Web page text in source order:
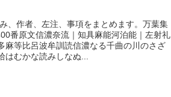
、作者、左注、事項をまとめます。万葉集
番原文信濃奈流｜知具麻能河泊能｜左射礼
麻等比呂波牟訓読信濃なる千曲の川のさざ
はむかな読みしなぬ...